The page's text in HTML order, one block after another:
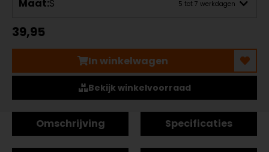
Maat:S 5 tot 7 werkdagen
39,95
In winkelwagen
Bekijk winkelvoorraad
Omschrijving Specificaties